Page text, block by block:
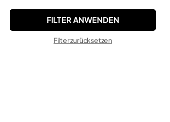
ONE PIECE
Pokemon™
Speed Champions
Micky Maus
Modulgebäude
Filter zurücksetzen